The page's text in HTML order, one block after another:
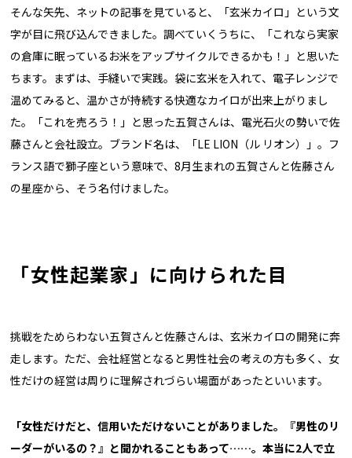
そんな矢先、ネットの記事を見ていると、「玄米カイロ」という文
字が目に飛び込んできました。調べていくうちに、「これなら実家
の倉庫に眠っているお米をアップサイクルできるかも！」と思いた
ちます。まずは、手縫いで実践。袋に玄米を入れて、電子レンジで
温めてみると、温かさが持続する快適なカイロが出来上がりまし
た。「これを売ろう！」と思った五賀さんは、電光石火の勢いで佐
藤さんと会社設立。ブランド名は、「LE LION（ル リオン）」。フ
ランス語で獅子座という意味で、8月生まれの五賀さんと佐藤さん
の星座から、そう名付けました。
「女性起業家」に向けられた目
挑戦をためらわない五賀さんと佐藤さんは、玄米カイロの開発に奔
走します。ただ、会社経営となると男性社会の考えの方も多く、女
性だけの経営は周りに理解されづらい場面があったといいます。
「女性だけだと、信用いただけないことがありました。『男性のリ
ーダーがいるの？』と聞かれることもあって……。本当に2人で立